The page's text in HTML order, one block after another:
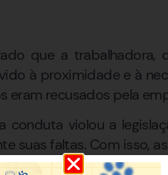
que a trabalhadora,
à proximidade e à
eram recusados pela
conduta violou a
suas faltas. Com isso,
da justa causa.